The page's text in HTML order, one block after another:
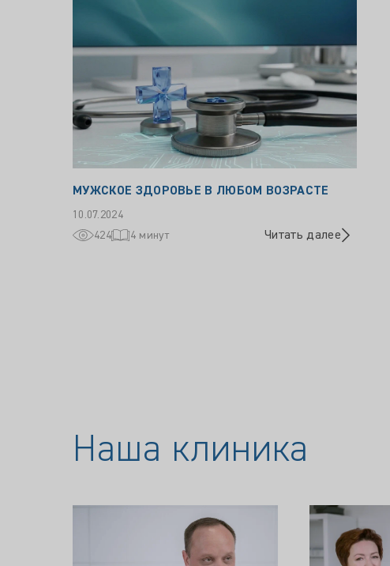
МУЖСКОЕ ЗДОРОВЬЕ В ЛЮБОМ ВОЗРАСТЕ
10.07.2024
424
4 минут Читать далее
Наша клиника